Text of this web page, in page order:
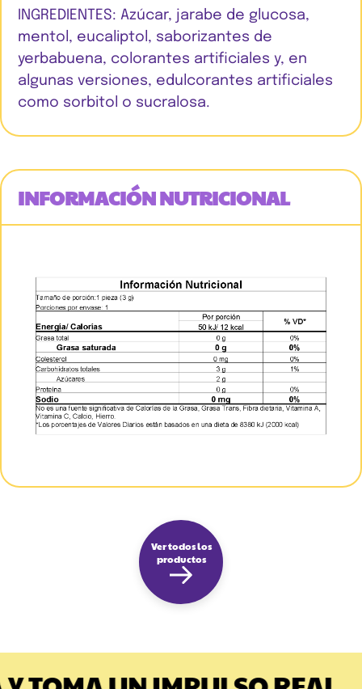
INGREDIENTES: Azúcar, jarabe de glucosa,
mentol, eucaliptol, saborizantes de
yerbabuena, colorantes artificiales y, en
algunas versiones, edulcorantes artificiales
como sorbitol o sucralosa.
INFORMACIÓN NUTRICIONAL
Ver todos los
productos